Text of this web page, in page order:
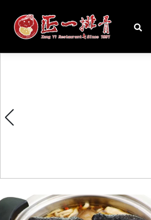
更多商品